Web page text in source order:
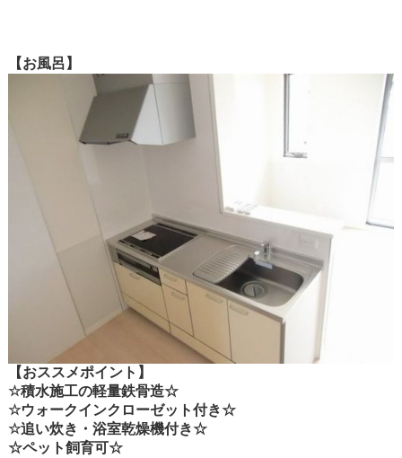
【お風呂】
【おススメポイント】
☆積水施工の軽量鉄骨造☆
☆ウォークインクローゼット付き☆
☆追い炊き・浴室乾燥機付き☆
☆ペット飼育可☆